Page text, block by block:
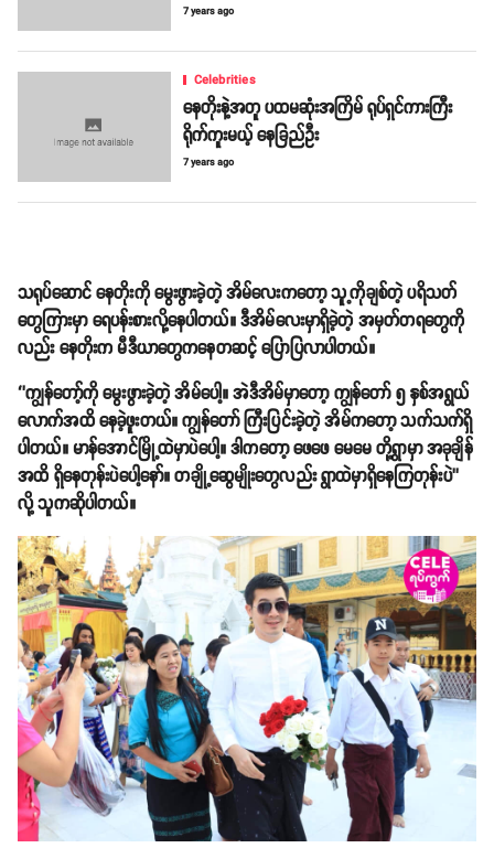
7 years ago
Celebrities
နေတိုးနဲ့အတူ ပထမဆုံးအကြိမ် ရုပ်ရှင်ကားကြီး
ရိုက်ကူးမယ့် နေခြည်ဦး
7 years ago
သရုပ်ဆောင် နေတိုးကို မွေးဖွားခဲ့တဲ့ အိမ်လေးကတော့ သူ့ကိုချစ်တဲ့ ပရိသတ်
တွေကြားမှာ ရေပန်းစားလို့နေပါတယ်။ ဒီအိမ်လေးမှာရှိခဲ့တဲ့ အမှတ်တရတွေကို
လည်း နေတိုးက မီဒီယာတွေကနေတဆင့် ပြောပြလာပါတယ်။
‘’ကျွန်တော့်ကို မွေးဖွားခဲ့တဲ့ အိမ်ပေါ့။ အဲဒီအိမ်မှာတော့ ကျွန်တော် ၅ နှစ်အရွယ်
လောက်အထိ နေခဲ့ဖူးတယ်။ ကျွန်တော် ကြီးပြင်းခဲ့တဲ့ အိမ်ကတော့ သက်သက်ရှိ
ပါတယ်။ မာန်အောင်မြို့ထဲမှာပဲပေါ့။ ဒါကတော့ ဖေဖေ မေမေ တို့ရွာမှာ အခုချိန်
အထိ ရှိနေတုန်းပဲပေါ့နော်။ တချို့ဆွေမျိုးတွေလည်း ရွာထဲမှာရှိနေကြတုန်းပဲ’’
လို့ သူကဆိုပါတယ်။